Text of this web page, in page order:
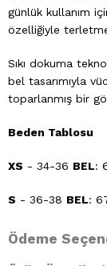
günlük kullanım
özelliğiyle
Sıkı dokuma
bel tasarımıyla
toparlanmış bir
Beden Tablosu
XS - 34-36 BEL:
S - 36-38 BEL:
M- 38-40BEL:
Ödeme